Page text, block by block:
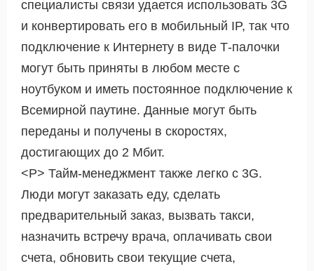
специалисты связи удается использовать 3G
и конвертировать его в мобильный IP, так что
подключение к Интернету в виде Т-палочки
могут быть приняты в любом месте с
ноутбуком и иметь постоянное подключение к
Всемирной паутине. Данные могут быть
переданы и получены в скоростях,
достигающих до 2 Мбит.
<Р> Тайм-менеджмент также легко с 3G.
Люди могут заказать еду, сделать
предварительный заказ, вызвать такси,
назначить встречу врача, оплачивать свои
счета, обновить свои текущие счета,